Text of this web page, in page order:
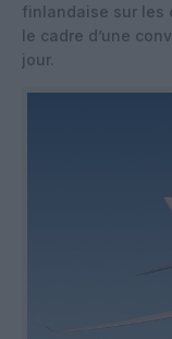
finlandaise sur les
le cadre d’une
jour.